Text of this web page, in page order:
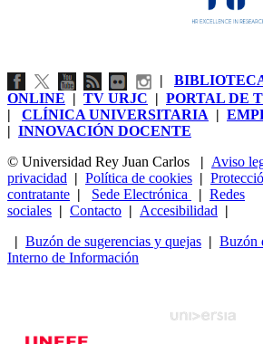
|
ONLINE | TV URJC | PORTAL DE
| CLÍNICA UNIVERSITARIA |
| INNOVACIÓN DOCENTE
© Universidad Rey Juan Carlos
| Aviso
privacidad | Política de cookies |
contratante | Sede Electrónica | Redes
sociales | Contacto | Accesibilidad |
| Buzón de sugerencias y quejas | Buzón
Interno de Información